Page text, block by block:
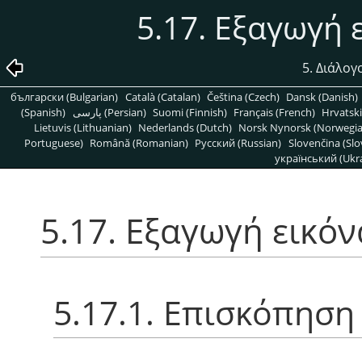
5.17. Εξαγωγή
5.
български (Bulgarian) Català (Catalan) Čeština (Czech) Dansk (Danish)
(Spanish)
پارسی (Persian) Suomi (Finnish) Français (French)
Lietuvis (Lithuanian) Nederlands (Dutch) Norsk Nynorsk
Portuguese) Română (Romanian) Pусский (Russian) Slovenčina
український
5.17. Εξαγωγή
5.17.1. Επισκόπηση